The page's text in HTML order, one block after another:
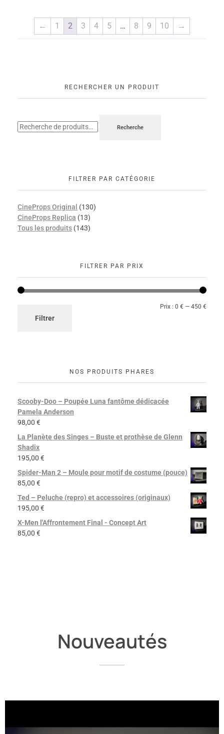
← 1 2 3 4 5 … 8 9 10 →
RECHERCHER UN PRODUIT
Recherche
FILTRER PAR CATÉGORIE
CineProps Original (130)
CineProps Replica (13)
Tous les produits (143)
FILTRER PAR PRIX
Filtrer
Prix : 0 € — 450 €
NOS PRODUITS PHARES
Scooby-Doo – Poupée Luna fantôme dédicacée
Pamela Anderson
98,00 €
La Planète des Singes – Buste et prothèse de Glenn
Shadix
195,00 €
Spider-Man 2 – Moule pour motif de costume (pouce)
85,00 €
Ted – Peluche (repro) et accessoires (originaux)
195,00 €
X-Men l'Affrontement Final - Concept Art
85,00 €
Nouveautés